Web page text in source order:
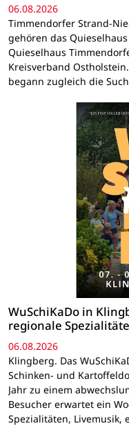
06.08.2026
Timmendorfer Strand-
gehören das
Quieselhaus
Kreisverband
begann zugleich die
WuSchiKaDo in
regionale
06.08.2026
Klingberg. Das
Schinken- und
Jahr zu einem
Besucher erwartet ein
Spezialitäten, Livemusik,